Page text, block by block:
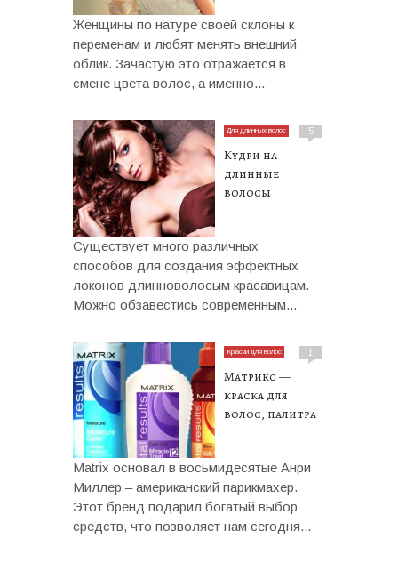
Женщины по натуре своей склоны к
переменам и любят менять внешний
облик. Зачастую это отражается в
смене цвета волос, а именно...
Для длинных волос 5
Кудри на
длинные
волосы
Существует много различных
способов для создания эффектных
локонов длинноволосым красавицам.
Можно обзавестись современным...
Краски для волос 1
Матрикс —
краска для
волос, палитра
Matrix основал в восьмидесятые Анри
Миллер – американский парикмахер.
Этот бренд подарил богатый выбор
средств, что позволяет нам сегодня...